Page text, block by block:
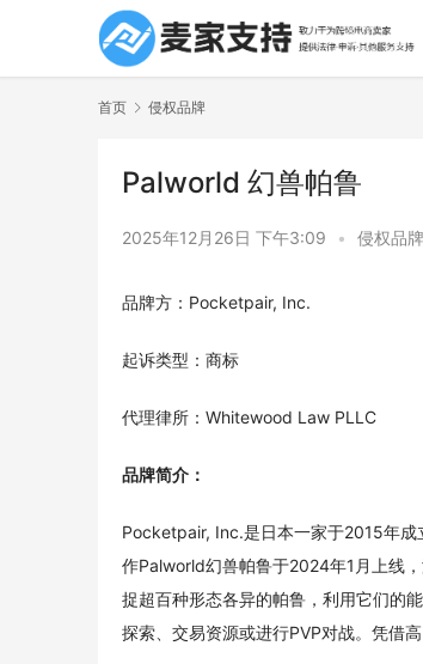
首页 侵权品牌
Palworld 幻兽帕鲁
2025年12月26日 下午3:09 • 侵权品牌
品牌方：Pocketpair, Inc.
起诉类型：商标
代理律所：Whitewood Law PLLC
品牌简介：
Pocketpair, Inc.是日本一家于2015年成
作Palworld幻兽帕鲁于2024年1月上线
捉超百种形态各异的帕鲁，利用它们的
探索、交易资源或进行PVP对战。凭借